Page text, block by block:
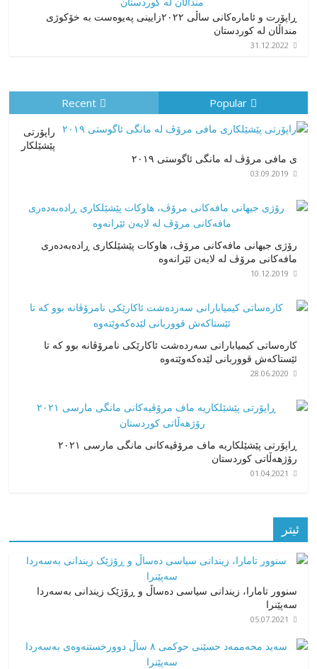
ڕاپۆرت و ئامارەکانی ساڵی ٢٠٢٢زایینی پەیوەست بە خۆکوژی
منداڵان لە کوردستان
31.12.2022
Popular
Recent
راپۆرتی
پێشێلكار
ی مافی مرۆڤ له‌ مانگی ئاگوستی ٢٠١٩
03.09.2019
رۆژی جیهانی مافەکانی مرۆڤ، هاوکات پێشێلکاری ڕادەبەدەری
مافەکانی مرۆڤ لە لایەن ئێرانەوە
10.12.2019
کارەساتی کیمیابارانی سەردەشت ئاکارێکی نامرۆڤانە بوو کە تا
ئێستاکەش قووربانی لێدەکەوێتەوە
28.06.2020
ڕاپۆرتی پێشێلکاریە ماف مرۆڤیەکانی مانگی مارسی ٢٠٢١
رۆژهەڵاتی کوردستان
01.04.2021
ئیتر
سنوور تامارا، زیندانی سیاسی دەساڵ و ڕۆژێک زیندانی بەسەردا
سەپێنرا
05.07.2021